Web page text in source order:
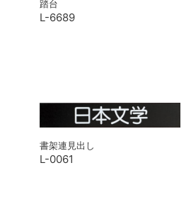
踏台
L-6689
書架連見出し
L-0061